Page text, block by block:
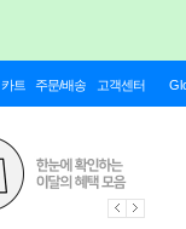
카트 주문/배송 고객센터